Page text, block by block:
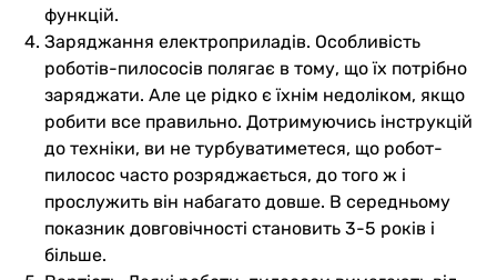
функцій.
Заряджання електроприладів. Особливість
роботів-пилососів полягає в тому, що їх потрібно
заряджати. Але це рідко є їхнім недоліком, якщо
робити все правильно. Дотримуючись інструкцій
до техніки, ви не турбуватиметеся, що робот-
пилосос часто розряджається, до того ж і
прослужить він набагато довше. В середньому
показник довговічності становить 3-5 років і
більше.